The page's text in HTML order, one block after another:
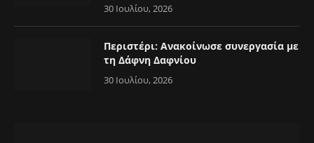
30 Ιουλίου, 2026
Περιστέρι: Ανακοίνωσε συνεργασία με
τη Δάφνη Δαφνίου
30 Ιουλίου, 2026